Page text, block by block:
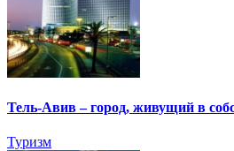
Тель-Авив – город, живущий в
Туризм